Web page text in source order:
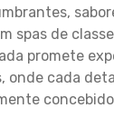
spas de
promete
onde cada